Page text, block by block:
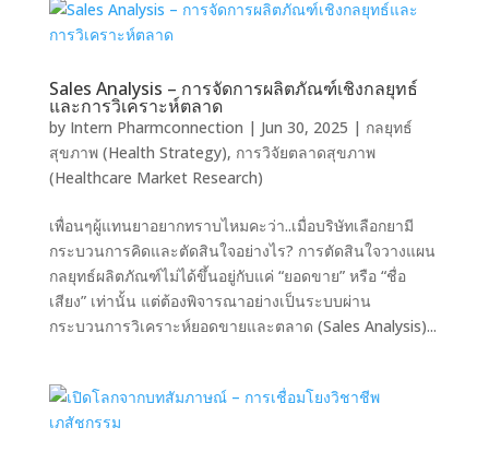
Sales Analysis – การจัดการผลิตภัณฑ์เชิงกลยุทธ์
และการวิเคราะห์ตลาด
by Intern Pharmconnection | Jun 30, 2025 | กลยุทธ์
สุขภาพ (Health Strategy), การวิจัยตลาดสุขภาพ
(Healthcare Market Research)
เพื่อนๆผู้แทนยาอยากทราบไหมคะว่า..เมื่อบริษัทเลือกยามี
กระบวนการคิดและตัดสินใจอย่างไร? การตัดสินใจวางแผน
กลยุทธ์ผลิตภัณฑ์ไม่ได้ขึ้นอยู่กับแค่ “ยอดขาย” หรือ “ชื่อ
เสียง” เท่านั้น แต่ต้องพิจารณาอย่างเป็นระบบผ่าน
กระบวนการวิเคราะห์ยอดขายและตลาด (Sales Analysis)...